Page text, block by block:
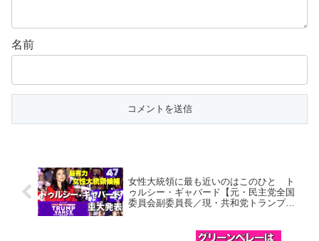
名前
女性大統領に最も近いのはこのひと ト
ゥルシー・ギャバード【元・民主党全国
委員会副委員長／現・共和党トランプ政